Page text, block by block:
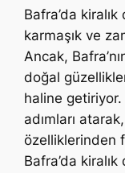
Bafra’da
karmaşık ve
Ancak,
doğal
haline getiriyor.
adımları
özelliklerinden
Bafra’da